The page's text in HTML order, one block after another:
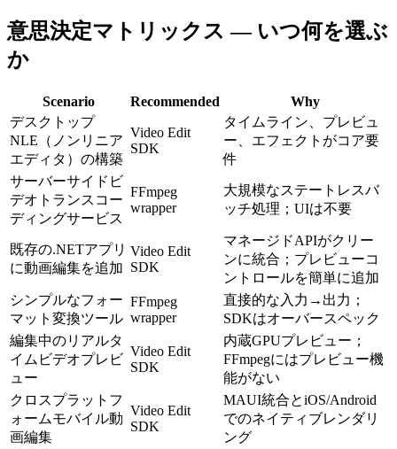
意思決定マトリックス — いつ何を選ぶ
か
Scenario Recommended
Why
デスクトップ
NLE（ノンリニア
エディタ）の構築
Video Edit
SDK
タイムライン、プレビュ
ー、エフェクトがコア要
件
サーバーサイドビ
デオトランスコー
ディングサービス
FFmpeg
wrapper
大規模なステートレスバ
ッチ処理；UIは不要
既存の.NETアプリ
に動画編集を追加
Video Edit
SDK
マネージドAPIがクリー
ンに統合；プレビューコ
ントロールを簡単に追加
シンプルなフォー
マット変換ツール
FFmpeg
wrapper
直接的な入力→出力；
SDKはオーバースペック
編集中のリアルタ
イムビデオプレビ
ュー
Video Edit
SDK
内蔵GPUプレビュー；
FFmpegにはプレビュー機
能がない
クロスプラットフ
ォームモバイル動
画編集
Video Edit
SDK
MAUI統合とiOS/Android
でのネイティブレンダリ
ング